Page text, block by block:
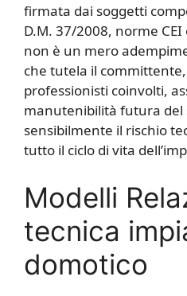
firmata dai soggetti
D.M. 37/2008, norme
non è un mero
che tutela il committente,
professionisti coinvolti,
manutenibilità futura del
sensibilmente il rischio
tutto il ciclo di vita
Modelli
tecnica
domotico​​